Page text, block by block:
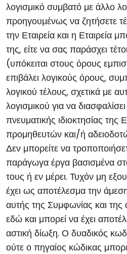
λογισμικό συμβατό με άλλο
προηγουμένως να ζητήσετε
την Εταιρεία και η Εταιρεία
της, είτε να σας παράσχει
(υπόκειται στους όρους
επιβάλει λογικούς όρους,
λογικού τέλους, σχετικά με
λογισμικού για να
πνευματικής ιδιοκτησίας της
προμηθευτών και/ή
Δεν μπορείτε να
παράγωγα έργα βασισμένα
τους ή εν μέρει. Τυχόν μη
έχει ως αποτέλεσμα την
αυτής της Συμφωνίας και της
εδώ και μπορεί να έχει
αστική δίωξη. Ο δυαδικός
ούτε ο πηγαίος κώδικας